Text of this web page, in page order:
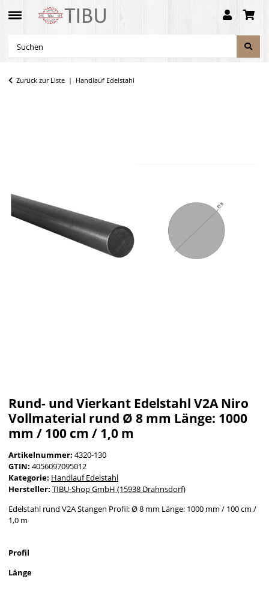
Zurück zur Liste Handlauf Edelstahl
Rund- und Vierkant Edelstahl V2A Niro
Vollmaterial rund Ø 8 mm Länge: 1000
mm / 100 cm / 1,0 m
Artikelnummer: 4320-130
GTIN: 4056097095012
Kategorie: Handlauf Edelstahl
Hersteller: TIBU-Shop GmbH (15938 Drahnsdorf)
Edelstahl rund V2A Stangen Profil: Ø 8 mm Länge: 1000 mm / 100 cm /
1,0 m
Profil
Länge